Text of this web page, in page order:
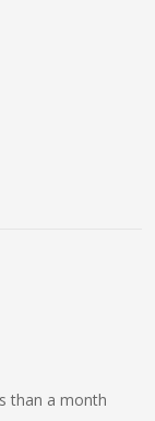
than a month